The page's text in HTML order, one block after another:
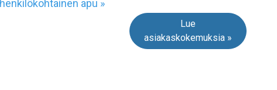
henkilökohtainen apu »
Lue
asiakaskokemuksia »